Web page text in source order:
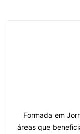
Formada em
áreas que